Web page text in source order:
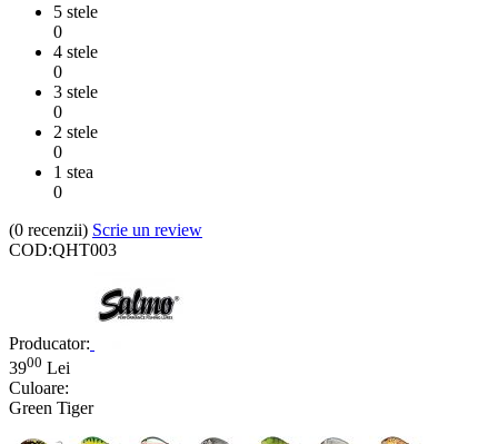
5 stele
0
4 stele
0
3 stele
0
2 stele
0
1 stea
0
(0 recenzii) Scrie un review
COD:QHT003
Producator:
3900 Lei
Culoare:
Green Tiger